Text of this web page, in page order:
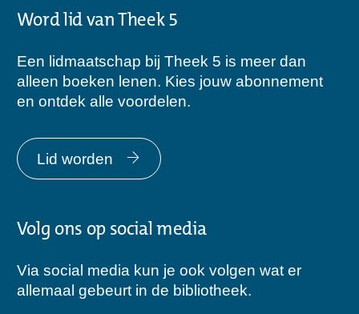
Word lid van Theek 5
Een lidmaatschap bij Theek 5 is meer dan
alleen boeken lenen. Kies jouw abonnement
en ontdek alle voordelen.
Lid worden
Volg ons op social media
Via social media kun je ook volgen wat er
allemaal gebeurt in de bibliotheek.